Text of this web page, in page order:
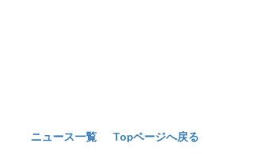
ニュース一覧 Topページへ戻る